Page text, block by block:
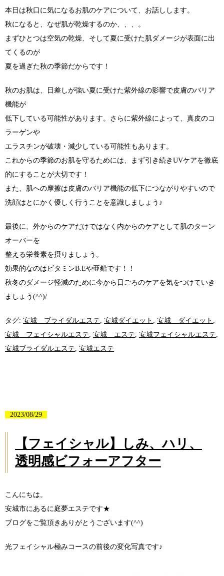
本日は秋口に気になるお肌のケアについて、お話しします。
秋になると、なぜ肌が乾燥するのか、、、。
まずひとつは空気の乾燥、そして夏に受けた肌ダメージが表面に出
てくるのが
夏を過ぎた秋の季節だからです！
秋のお肌は、日差しが強い夏に受けた紫外線の影響で皮膚のバリア
機能が
低下している可能性があります。さらに紫外線によって、真皮のコ
ラーゲンや
エラスチンが破壊・減少している可能性もあります。
これからの季節のお肌を守るためには、まず引き続きUVケアを徹底
的にすることが大切です！
また、肌への摩擦は皮膚のバリア機能の低下につながりやすいので
洗顔はとにかく優しく行うことを意識しましょう♪
最後に、外からのケアだけではなく内からのケアとして肌のターン
オーバーを
整える栄養素を摂りましょう。
効果的なのはビタミンB.Eや亜鉛です！！
秋冬のダメージ軽減のために今から日ごろのケアを気をつけていき
ましょう(^^)/
タグ: 安城 ブライダルエステ, 安城ダイエット , 安城 ダイエット ,
安城 フェイシャルエステ, 安城 エステ, 安城フェイシャルエステ,
安城ブライダルエステ, 安城エステ
2023/08/29
【フェイシャル】しみ、ハリ、
透明感ビフォーアフター
こんにちは。
安城市にあるに庭夢エステです★
ブログをご覧頂きありがとうございます(^^)
光フェイシャル極みコースの前後の変化写真です♪